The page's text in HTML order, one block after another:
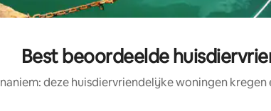
Best beoordeelde
deze huisdiervriendelijke woningen